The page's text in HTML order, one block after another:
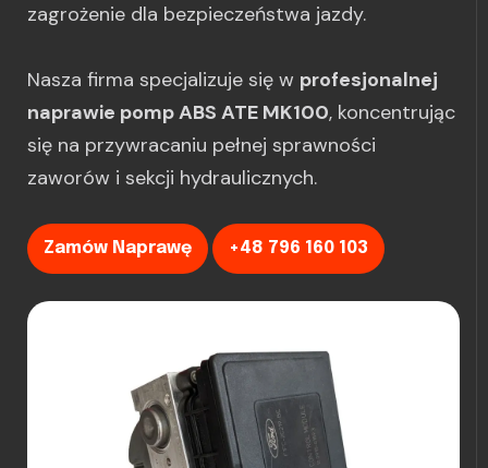
zagrożenie dla bezpieczeństwa jazdy.
Nasza firma specjalizuje się w profesjonalnej
naprawie pomp ABS ATE MK100, koncentrując
się na przywracaniu pełnej sprawności
zaworów i sekcji hydraulicznych.
Zamów Naprawę +48 796 160 103